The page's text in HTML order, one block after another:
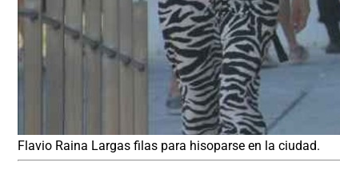
Flavio Raina Largas filas para hisoparse en la ciudad.